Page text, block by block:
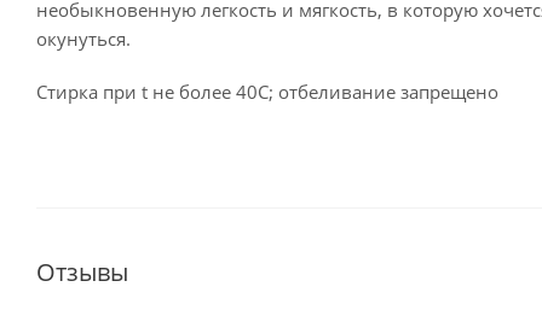
необыкновенную легкость и мягкость, в которую
окунуться.
Стирка при t не более 40С; отбеливание запрещено
Отзывы